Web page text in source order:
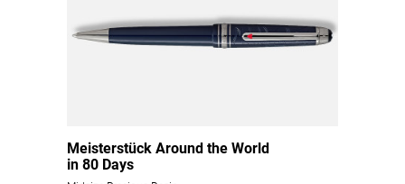
Meisterstück Around the World
in 80 Days